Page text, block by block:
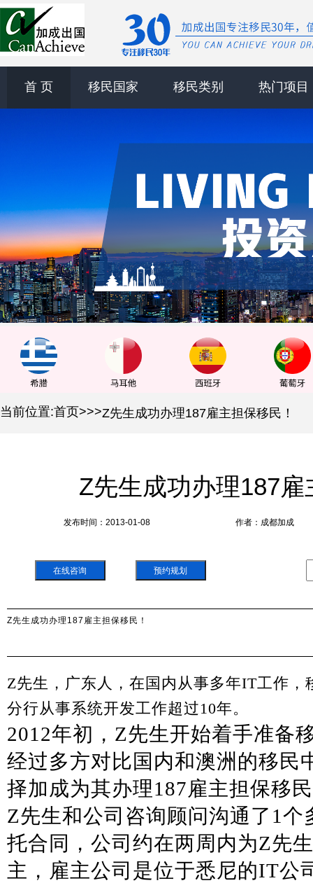
首 页 移民国家 移民类别 热门项目
当前位置:首页>>>Z先生成功办理187雇主担保移民！
Z先生成功办理187
发布时间：2013-01-08 作者：成都加成
在线咨询 预约规划
Z先生成功办理187雇主担保移民！
Z先生，广东人，在国内从事多年IT工作
分行从事系统开发工作超过10年。
2012年初， Z先生开始着手准备
经过多方对比国内和澳洲的移民
择加成为其办理187雇主担保移
Z先生和公司咨询顾问沟通了 1 个
托合同，公司约在两周内为Z先
主，雇主公司是位于悉尼的IT公